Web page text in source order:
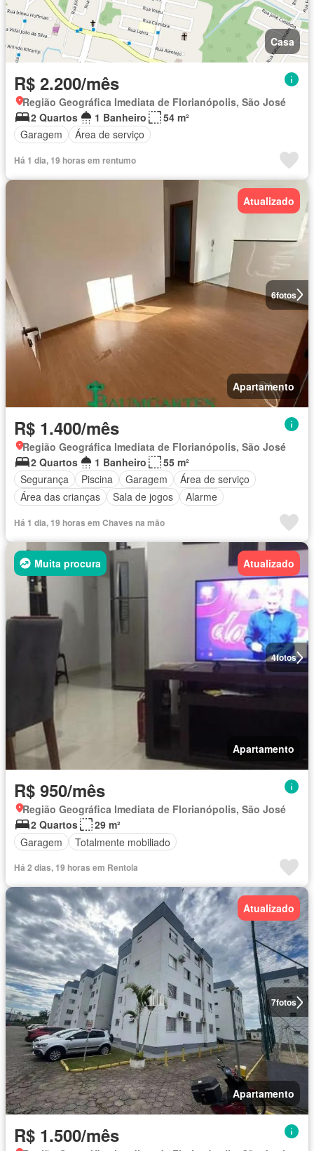
Casa
R$ 2.200/mês
Região Geográfica Imediata de Florianópolis, São José
2 Quartos
1 Banheiro
54 m²
Garagem
Área de serviço
Há 1 dia, 19 horas em rentumo
6fotos
Atualizado
Apartamento
R$ 1.400/mês
Região Geográfica Imediata de Florianópolis, São José
2 Quartos
1 Banheiro
55 m²
Segurança
Piscina Garagem
Área de serviço
Área das crianças
Sala de jogos Alarme
Há 1 dia, 19 horas em Chaves na mão
4fotos
Muita procura Atualizado
Apartamento
R$ 950/mês
Região Geográfica Imediata de Florianópolis, São José
2 Quartos
29 m²
Garagem
Totalmente mobiliado
Há 2 dias, 19 horas em Rentola
7fotos
Atualizado
Apartamento
R$ 1.500/mês